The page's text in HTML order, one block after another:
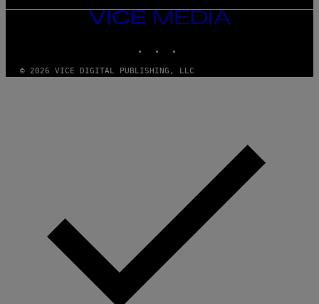
VICE
MEDIA
© 2026 VICE DIGITAL PUBLISHING, LLC